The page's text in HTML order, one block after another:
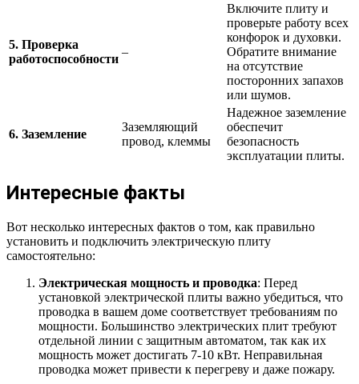
5. Проверка
работоспособности
–
Включите плиту и
проверьте работу всех
конфорок и духовки.
Обратите внимание
на отсутствие
посторонних запахов
или шумов.
6. Заземление
Заземляющий
провод, клеммы
Надежное заземление
обеспечит
безопасность
эксплуатации плиты.
Интересные факты
Вот несколько интересных фактов о том, как правильно
установить и подключить электрическую плиту
самостоятельно:
Электрическая мощность и проводка: Перед
установкой электрической плиты важно убедиться, что
проводка в вашем доме соответствует требованиям по
мощности. Большинство электрических плит требуют
отдельной линии с защитным автоматом, так как их
мощность может достигать 7-10 кВт. Неправильная
проводка может привести к перегреву и даже пожару.